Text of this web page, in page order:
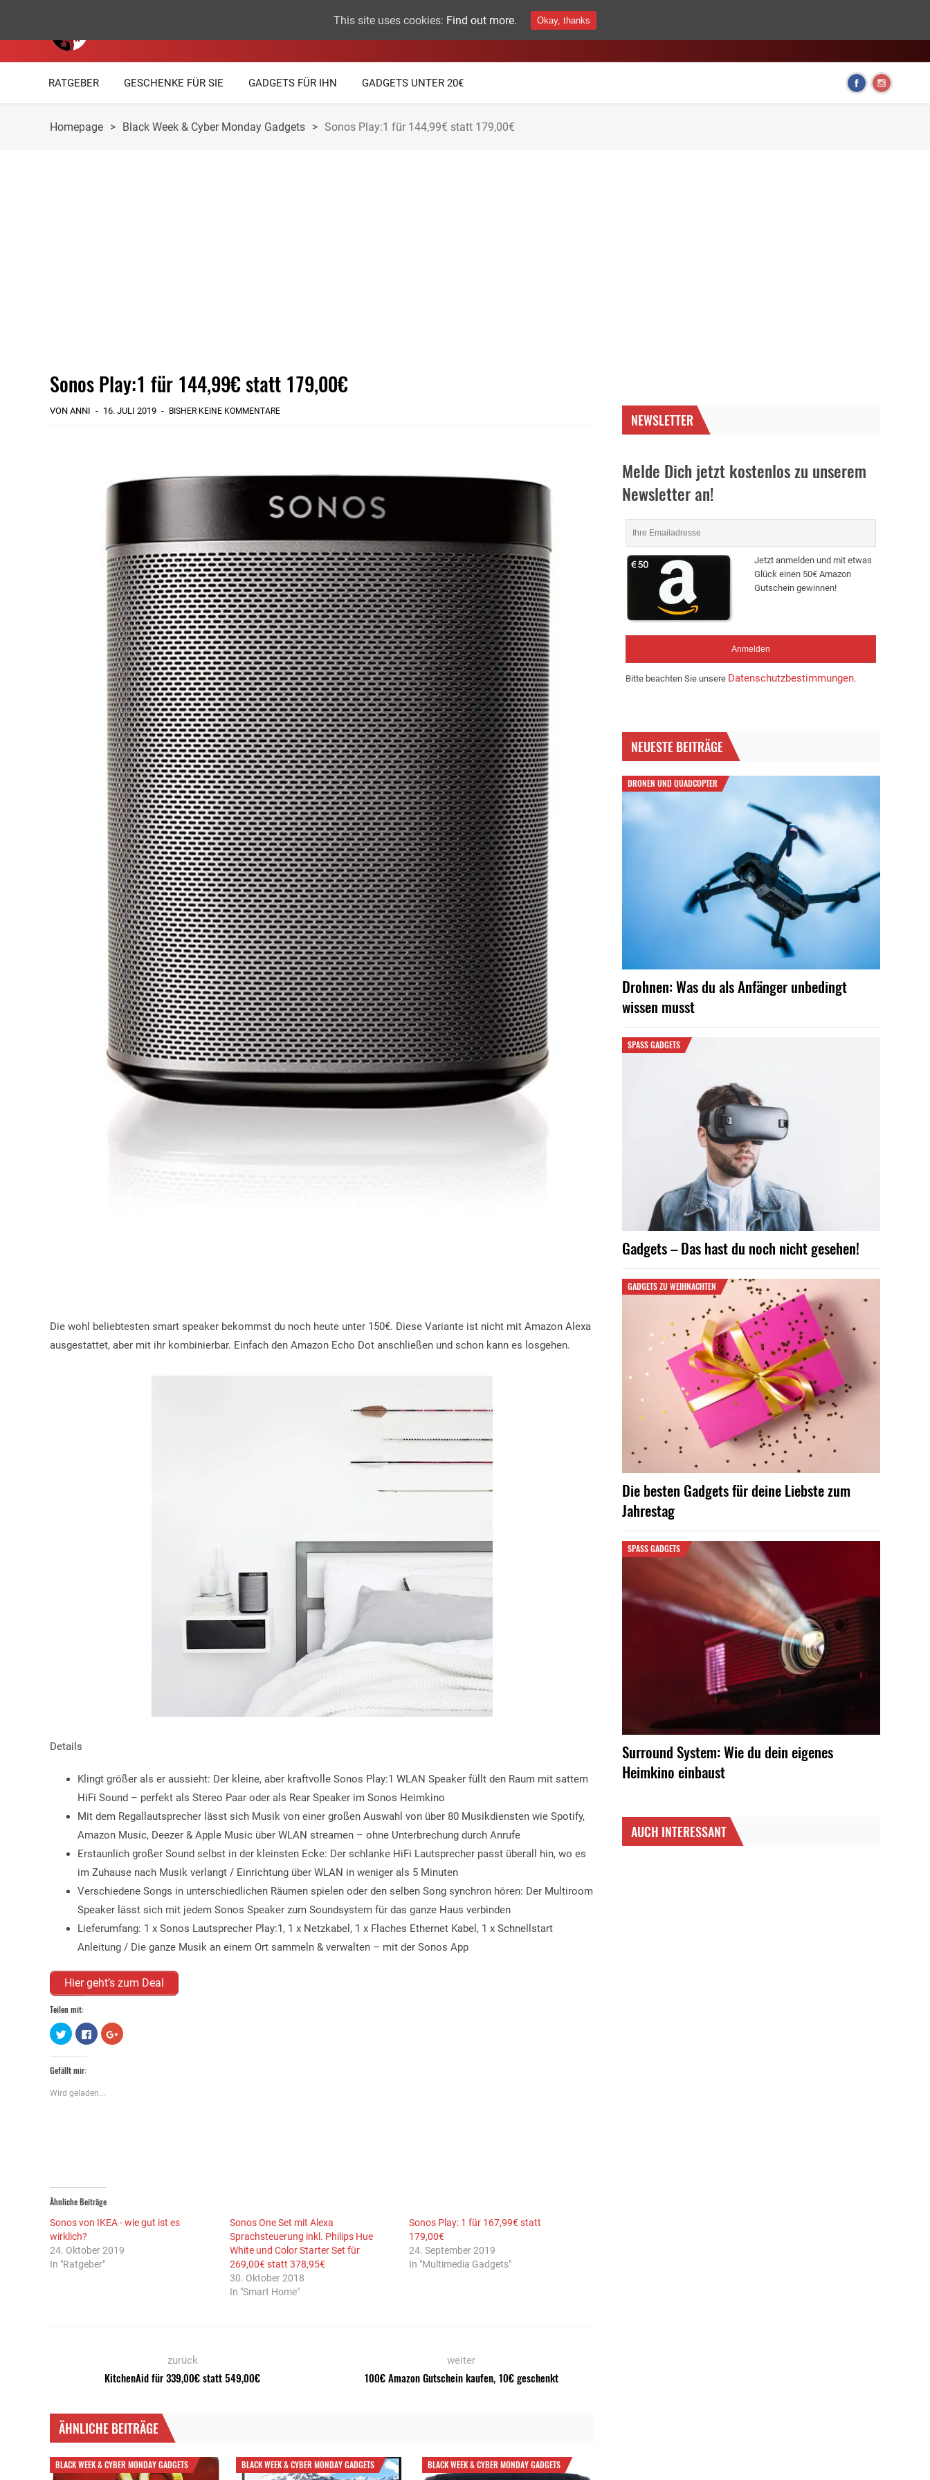
TECHNIK GADGETS
RATGEBER GESCHENKE FÜR SIE GADGETS FÜR IHN GADGETS UNTER 20€
Homepage > Black Week & Cyber Monday Gadgets > Sonos Play:1 für 144,99€ statt 179,00€
Sonos Play:1 für 144,99€ statt 179,00€
VON ANNI 16. JULI 2019 BISHER KEINE KOMMENTARE
Die wohl beliebtesten smart speaker bekommst du noch heute unter 150€. Diese Variante ist nicht mit Amazon Alexa
ausgestattet, aber mit ihr kombinierbar. Einfach den Amazon Echo Dot anschließen und schon kann es losgehen.
Details
Klingt größer als er aussieht: Der kleine, aber kraftvolle Sonos Play:1 WLAN Speaker füllt den Raum mit sattem
HiFi Sound – perfekt als Stereo Paar oder als Rear Speaker im Sonos Heimkino
Mit dem Regallautsprecher lässt sich Musik von einer großen Auswahl von über 80 Musikdiensten wie Spotify,
Amazon Music, Deezer & Apple Music über WLAN streamen – ohne Unterbrechung durch Anrufe
Erstaunlich großer Sound selbst in der kleinsten Ecke: Der schlanke HiFi Lautsprecher passt überall hin, wo es
im Zuhause nach Musik verlangt / Einrichtung über WLAN in weniger als 5 Minuten
Verschiedene Songs in unterschiedlichen Räumen spielen oder den selben Song synchron hören: Der Multiroom
Speaker lässt sich mit jedem Sonos Speaker zum Soundsystem für das ganze Haus verbinden
Lieferumfang: 1 x Sonos Lautsprecher Play:1, 1 x Netzkabel, 1 x Flaches Ethernet Kabel, 1 x Schnellstart
Anleitung / Die ganze Musik an einem Ort sammeln & verwalten – mit der Sonos App
Hier geht’s zum Deal
Teilen mit:
Klick,
um
über
Twitter
zu
teilen
in
neuem
Klick,
um
in
neuem
Zum
Teilen
Gefällt mir:
Wird geladen...
Ähnliche Beiträge
Sonos von IKEA - wie gut ist es
wirklich?
24. Oktober 2019
In "Ratgeber"
Sonos One Set mit Alexa
Sprachsteuerung inkl. Philips Hue
White und Color Starter Set für
269,00€ statt 378,95€
30. Oktober 2018
In "Smart Home"
Sonos Play: 1 für 167,99€ statt
179,00€
24. September 2019
In "Multimedia Gadgets"
zurück
KitchenAid für 339,00€ statt 549,00€
weiter
100€ Amazon Gutschein kaufen, 10€ geschenkt
ÄHNLICHE BEITRÄGE
BLACK WEEK & CYBER MONDAY GADGETS BLACK WEEK & CYBER MONDAY GADGETS BLACK WEEK & CYBER MONDAY GADGETS
NEWSLETTER
Melde Dich jetzt kostenlos zu unserem
Newsletter an!
Jetzt anmelden und mit etwas
Glück einen 50€ Amazon
Gutschein gewinnen!
Bitte beachten Sie unsere Datenschutzbestimmungen.
NEUESTE BEITRÄGE
DRONEN UND QUADCOPTER
Drohnen: Was du als Anfänger unbedingt
wissen musst
SPASS GADGETS
Gadgets – Das hast du noch nicht gesehen!
GADGETS ZU WEIHNACHTEN
Die besten Gadgets für deine Liebste zum
Jahrestag
SPASS GADGETS
Surround System: Wie du dein eigenes
Heimkino einbaust
AUCH INTERESSANT
This site uses cookies: Find out more. Okay, thanks